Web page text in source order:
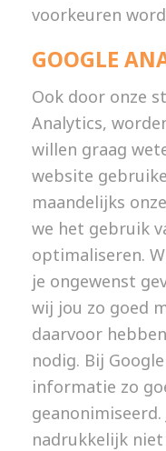
voorkeuren
GOOGLE
Ook door onze
Analytics,
willen graag
website
maandelijks
we het gebruik
optimaliseren.
je ongewenst
wij jou zo goed
daarvoor
nodig. Bij
informatie zo
nadrukkelijk